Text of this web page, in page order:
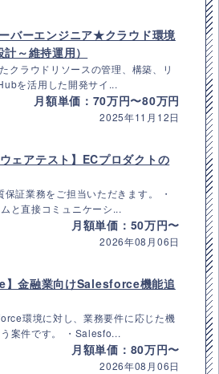
バーエンジニア★クラウド環境
～維持運用）
クラウドリソースの管理、構築、リ
を活用した開発サイ...
月額単価：70万円〜80万円
2025年11月12日
ェアテスト】ECプロダクトの
保証業務をご担当いただきます。 ・
と直接コミュニケーシ...
月額単価：50万円〜
2026年08月06日
】金融業向けSalesforce機能追
環境に対し、業務要件に応じた機
案件です。 ・Salesfo...
月額単価：80万円〜
2026年08月06日